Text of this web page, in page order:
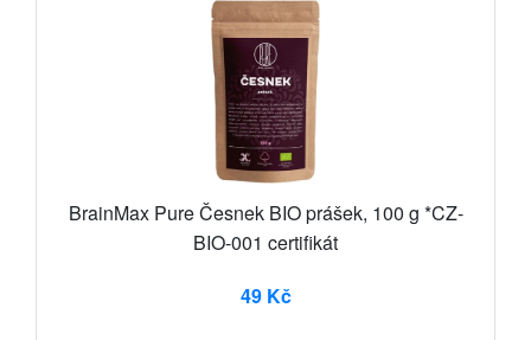
BrainMax Pure Česnek BIO prášek, 100 g *CZ-
BIO-001 certifikát
49 Kč